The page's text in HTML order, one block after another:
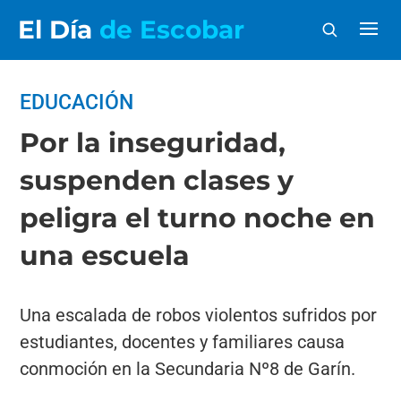
El Día de Escobar
EDUCACIÓN
Por la inseguridad,
suspenden clases y
peligra el turno noche en
una escuela
Una escalada de robos violentos sufridos por
estudiantes, docentes y familiares causa
conmoción en la Secundaria Nº8 de Garín.